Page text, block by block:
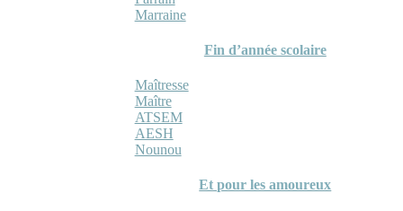
Marraine
Fin d’année scolaire
Maîtresse
Maître
ATSEM
AESH
Nounou
Et pour les amoureux